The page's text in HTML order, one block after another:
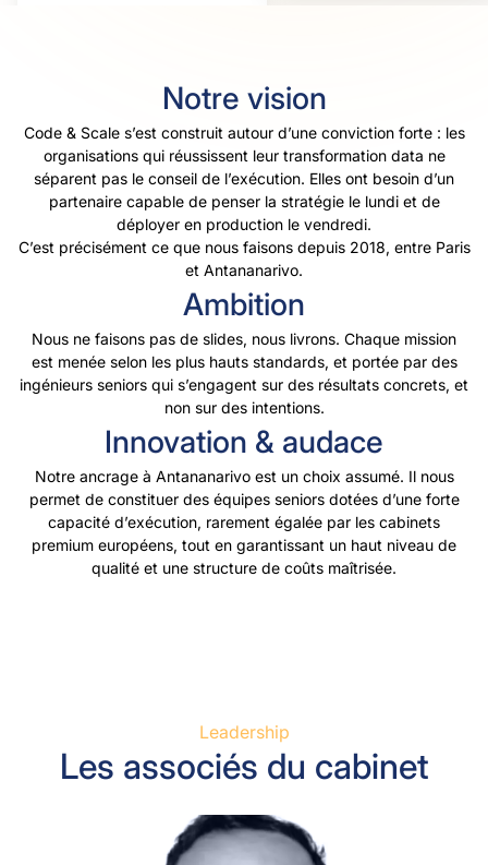
Notre vision
Code & Scale s’est construit autour d’une conviction forte : les
organisations qui réussissent leur transformation data ne
séparent pas le conseil de l’exécution. Elles ont besoin d’un
partenaire capable de penser la stratégie le lundi et de
déployer en production le vendredi.
C’est précisément ce que nous faisons depuis 2018, entre Paris
et Antananarivo.
Ambition
Nous ne faisons pas de slides, nous livrons. Chaque mission
est menée selon les plus hauts standards, et portée par des
ingénieurs seniors qui s’engagent sur des résultats concrets, et
non sur des intentions.
Innovation & audace
Notre ancrage à Antananarivo est un choix assumé. Il nous
permet de constituer des équipes seniors dotées d’une forte
capacité d’exécution, rarement égalée par les cabinets
premium européens, tout en garantissant un haut niveau de
qualité et une structure de coûts maîtrisée.
Leadership
Les associés du cabinet